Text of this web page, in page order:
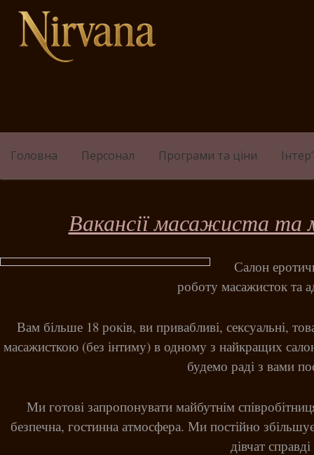
Skip
content
Головна Персонал Програми та ціни
Вакансії масажиста та
Салон
роботу масажисток та
Вам більше 18 років, ви привабливі, сексуальні,
масажисткою (без інтиму) в одному з найкращих
будемо раді з вами
Ми готові запропонувати майбутнім
безпечна, гостинна атмосфера. Ми постійно
дівчат справді